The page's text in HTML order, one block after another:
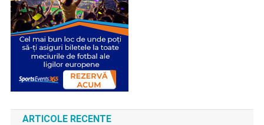
ARTICOLE RECENTE